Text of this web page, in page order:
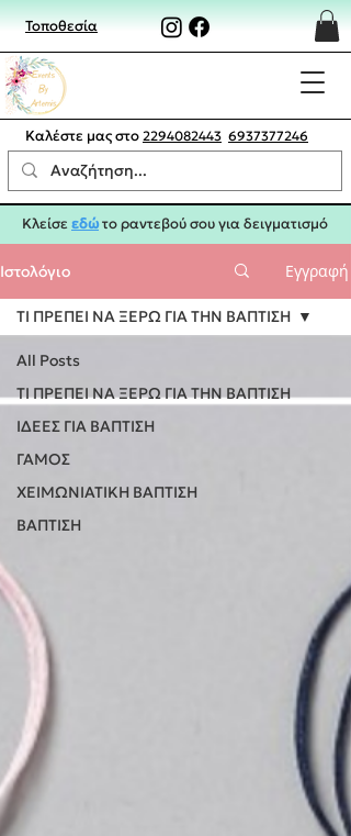
Τοποθεσία
Καλέστε μας στο 2294082443 6937377246
Κλείσεεδώτο ραντεβού σου για δειγματισμό
Ιστολόγιο Εγγραφή
All Posts
ΤΙ ΠΡΕΠΕΙ ΝΑ ΞΕΡΩ ΓΙΑ ΤΗΝ ΒΑΠΤΙΣΗ
IΔΕΕΣ ΓΙΑ ΒΑΠΤΙΣΗ
ΓΑΜΟΣ
ΧΕΙΜΩΝΙΑΤΙΚΗ ΒΑΠΤΙΣΗ
ΒΑΠΤΙΣΗ
ΤΙ ΠΡΕΠΕΙ ΝΑ ΞΕΡΩ ΓΙΑ ΤΗΝ ΒΑΠΤΙΣΗ